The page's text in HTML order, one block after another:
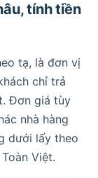
tính tiền
tạ, là đơn vị
chỉ trả
Đơn giá tùy
nhà hàng
dưới lấy theo
Việt.